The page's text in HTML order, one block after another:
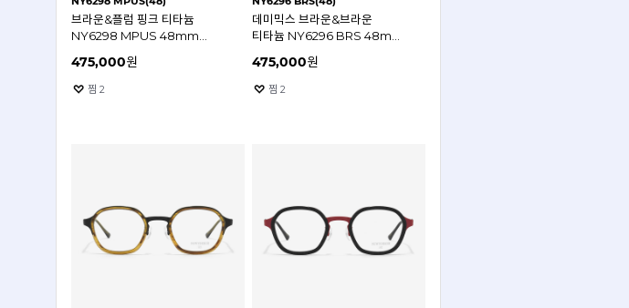
브라운&플럼 핑크 티타늄
NY6298 MPUS 48mm
475,000원
찜 2
데미믹스 브라운&브라운
티타늄 NY6296 BRS 48mm
475,000원
찜 2